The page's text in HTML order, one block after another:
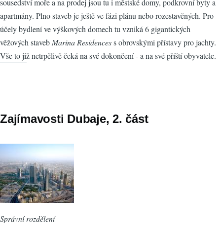
apartmány. Plno staveb je ještě ve fázi plánu nebo rozestavěných. Pro
účely bydlení ve výškových domech tu vzniká 6 gigantických
věžových staveb Marina Residencess obrovskými přístavy pro jachty.
Vše to již netrpělivě čeká na své dokončení - a na své příští obyvatele.
Zajímavosti Dubaje, 2. část
Správní rozdělení